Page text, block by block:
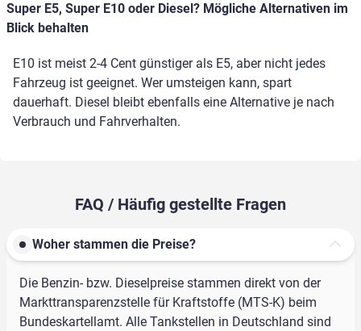
Super E5, Super E10 oder Diesel? Mögliche Alternativen im
Blick behalten
E10 ist meist 2-4 Cent günstiger als E5, aber nicht jedes
Fahrzeug ist geeignet. Wer umsteigen kann, spart
dauerhaft. Diesel bleibt ebenfalls eine Alternative je nach
Verbrauch und Fahrverhalten.
FAQ / Häufig gestellte Fragen
Woher stammen die Preise?
Die Benzin- bzw. Dieselpreise stammen direkt von der
Markttransparenzstelle für Kraftstoffe (MTS-K) beim
Bundeskartellamt. Alle Tankstellen in Deutschland sind